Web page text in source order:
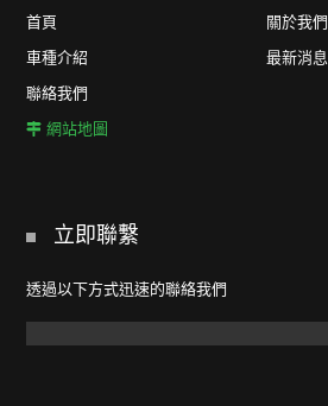
首頁
關於我們
車種介紹
最新消息
聯絡我們
網站地圖
立即聯繫
透過以下方式迅速的聯絡我們